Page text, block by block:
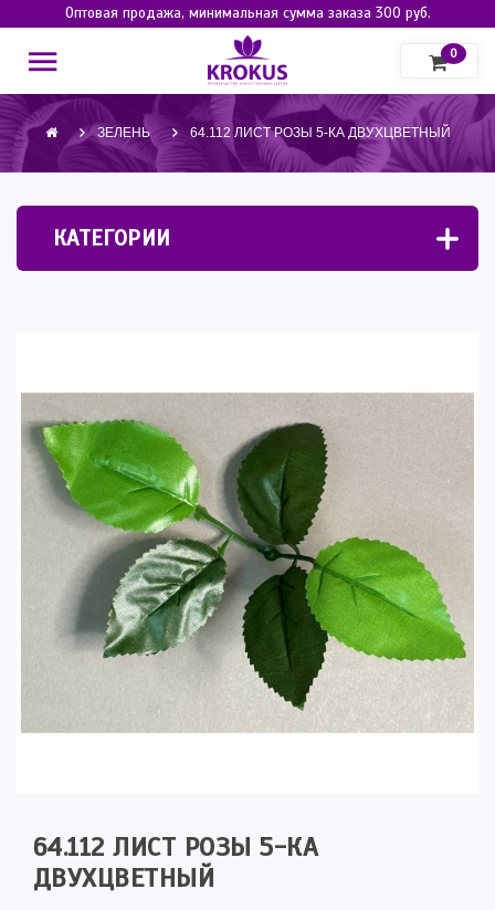
Оптовая продажа, минимальная сумма заказа 300 руб.
0
ЗЕЛЕНЬ 64.112 ЛИСТ РОЗЫ 5-КА ДВУХЦВЕТНЫЙ
КАТЕГОРИИ
64.112 ЛИСТ РОЗЫ 5-КА
ДВУХЦВЕТНЫЙ